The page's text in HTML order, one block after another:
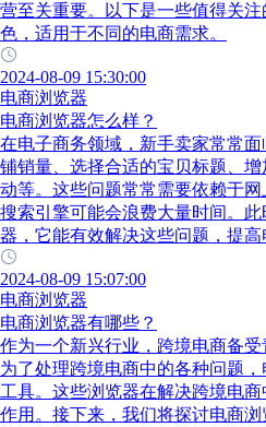
营至关重要。以下是一些值得关
色，适用于不同的电商需求。
2024-08-09 15:30:00
电商浏览器
电商浏览器怎么样？
在电子商务领域，新手卖家常常
铺销量、选择合适的宝贝标题、
动等。这些问题常常需要依赖于
搜索引擎可能会浪费大量时间。
器，它能有效解决这些问题，提高
2024-08-09 15:07:00
电商浏览器
电商浏览器有哪些？
作为一个新兴行业，跨境电商备受
为了处理跨境电商中的各种问题
工具。这些浏览器在解决跨境电
作用。接下来，我们将探讨电商